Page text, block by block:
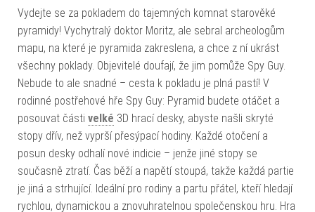
Vydejte se za pokladem do tajemných komnat starověké
pyramidy! Vychytralý doktor Moritz, ale sebral archeologům
mapu, na které je pyramida zakreslena, a chce z ní ukrást
všechny poklady. Objevitelé doufají, že jim pomůže Spy Guy.
Nebude to ale snadné – cesta k pokladu je plná pastí! V
rodinné postřehové hře Spy Guy: Pyramid budete otáčet a
posouvat části velké 3D hrací desky, abyste našli skryté
stopy dřív, než vyprší přesýpací hodiny. Každé otočení a
posun desky odhalí nové indicie – jenže jiné stopy se
současně ztratí. Čas běží a napětí stoupá, takže každá partie
je jiná a strhující. Ideální pro rodiny a partu přátel, kteří hledají
rychlou, dynamickou a znovuhratelnou společenskou hru. Hra